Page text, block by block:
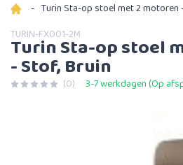
- Turin Sta-op stoel met 2 motoren
TURIN-FX001-2M
Turin Sta-op stoel
- Stof, Bruin
(0) 3-7 werkdagen (Op